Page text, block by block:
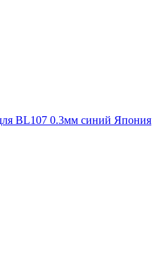
BL107 0.3мм синий Япония